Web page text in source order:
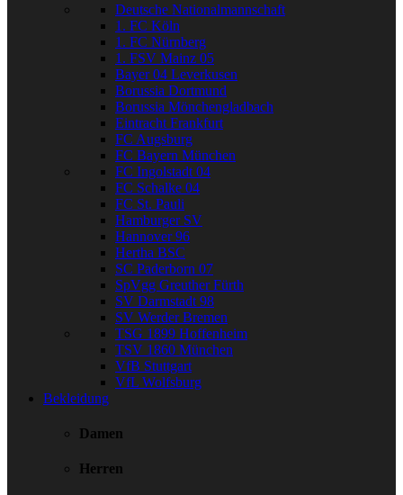
Deutsche Nationalmannschaft
1. FC Köln
1. FC Nürnberg
1. FSV Mainz 05
Bayer 04 Leverkusen
Borussia Dortmund
Borussia Mönchengladbach
Eintracht Frankfurt
FC Augsburg
FC Bayern München
FC Ingolstadt 04
FC Schalke 04
FC St. Pauli
Hamburger SV
Hannover 96
Hertha BSC
SC Paderborn 07
SpVgg Greuther Fürth
SV Darmstadt 98
SV Werder Bremen
TSG 1899 Hoffenheim
TSV 1860 München
VfB Stuttgart
VfL Wolfsburg
Bekleidung
Damen
Herren